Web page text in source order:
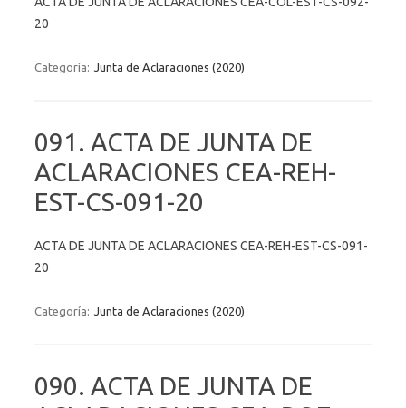
20
Categoría: Junta de Aclaraciones (2020)
091. ACTA DE JUNTA DE
ACLARACIONES CEA-REH-
EST-CS-091-20
ACTA DE JUNTA DE ACLARACIONES CEA-REH-EST-CS-091-
20
Categoría: Junta de Aclaraciones (2020)
090. ACTA DE JUNTA DE